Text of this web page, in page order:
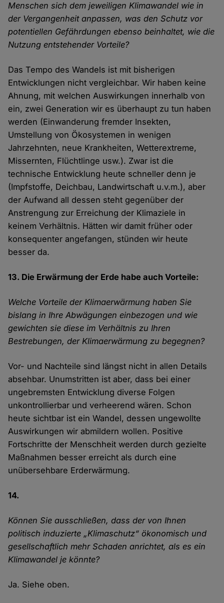
Menschen sich dem jeweiligen Klimawandel wie in
der Vergangenheit anpassen, was den Schutz vor
potentiellen Gefährdungen ebenso beinhaltet, wie die
Nutzung entstehender Vorteile?
Das Tempo des Wandels ist mit bisherigen
Entwicklungen nicht vergleichbar. Wir haben keine
Ahnung, mit welchen Auswirkungen innerhalb von
ein, zwei Generation wir es überhaupt zu tun haben
werden (Einwanderung fremder Insekten,
Umstellung von Ökosystemen in wenigen
Jahrzehnten, neue Krankheiten, Wetterextreme,
Missernten, Flüchtlinge usw.). Zwar ist die
technische Entwicklung heute schneller denn je
(Impfstoffe, Deichbau, Landwirtschaft u.v.m.), aber
der Aufwand all dessen steht gegenüber der
Anstrengung zur Erreichung der Klimaziele in
keinem Verhältnis. Hätten wir damit früher oder
konsequenter angefangen, stünden wir heute
besser da.
13. Die Erwärmung der Erde habe auch Vorteile:
Welche Vorteile der Klimaerwärmung haben Sie
bislang in Ihre Abwägungen einbezogen und wie
gewichten sie diese im Verhältnis zu Ihren
Bestrebungen, der Klimaerwärmung zu begegnen?
Vor- und Nachteile sind längst nicht in allen Details
absehbar. Unumstritten ist aber, dass bei einer
ungebremsten Entwicklung diverse Folgen
unkontrollierbar und verheerend wären. Schon
heute sichtbar ist ein Wandel, dessen ungewollte
Auswirkungen wir abmildern wollen. Positive
Fortschritte der Menschheit werden durch gezielte
Maßnahmen besser erreicht als durch eine
unübersehbare Erderwärmung.
14.
Können Sie ausschließen, dass der von Ihnen
politisch induzierte „Klimaschutz“ ökonomisch und
gesellschaftlich mehr Schaden anrichtet, als es ein
Klimawandel je könnte?
Ja. Siehe oben.